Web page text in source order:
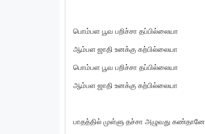
பொம்பள பூவ பறிச்சா தப்பில்லையா
ஆம்பள ஜாதி உனக்கு கற்பில்லையா
பொம்பள பூவ பறிச்சா தப்பில்லையா
ஆம்பள ஜாதி உனக்கு கற்பில்லையா
பாதத்தில் முள்ளு தச்சா அழுவது கண்தானே